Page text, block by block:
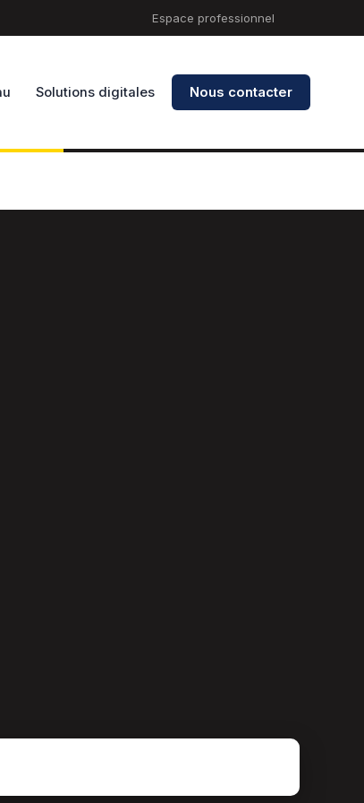
Espace professionnel
Solutions digitales Nous contacter